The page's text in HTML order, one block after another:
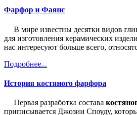
Фарфор и Фаянс
В мире известны десятки видов
для изготовления керамических
нас интересуют больше всего,
Подробнее...
История костяного фарфора
Первая разработка состава
приписывается Джозии Споуду,